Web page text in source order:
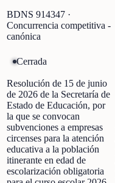
BDNS 914347 ·
Concurrencia competitiva -
canónica
Cerrada
Resolución de 15 de junio
de 2026 de la Secretaría de
Estado de Educación, por
la que se convocan
subvenciones a empresas
circenses para la atención
educativa a la población
itinerante en edad de
escolarización obligatoria